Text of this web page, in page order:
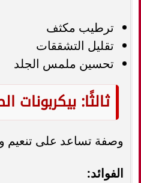
ترطيب مكثف
تقليل التشققات
تحسين ملمس الجلد
ثالثًا: بيكربونات
وصفة تساعد على تنعيم
الفوائد: